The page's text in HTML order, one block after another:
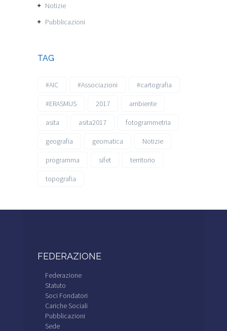
Notizie
Pubblicazioni
TAG
#AIC #Associazioni #cartografia
#ERASMUS 2017 ambiente
asita asita2017 fotogrammetria
geografia geomatica Notizie
programma sifet territorio
topografia
FEDERAZIONE
Federazione
Statuto
Soci Fondatori
Cariche Sociali
Pubblicazioni
Sede